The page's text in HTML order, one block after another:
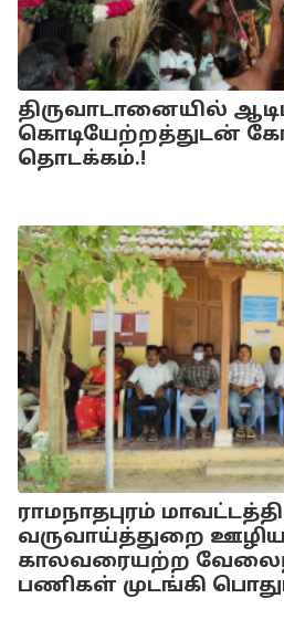
திருவாடானையில் ஆடிப்
கொடியேற்றத்துடன்
தொடக்கம்.!
ராமநாதபுரம்
வருவாய்த்துறை
காலவரையற்ற
பணிகள் முடங்கி